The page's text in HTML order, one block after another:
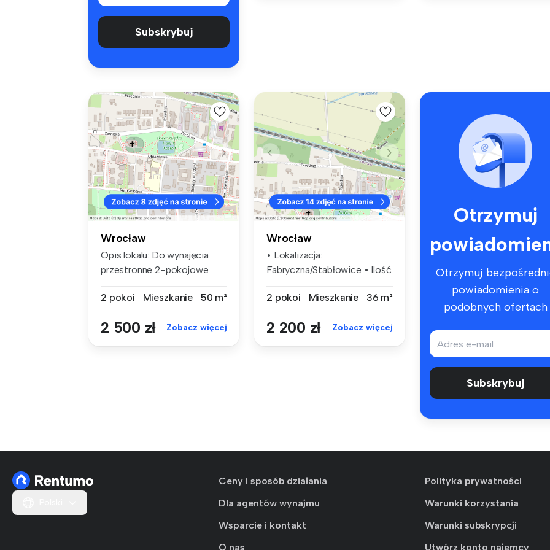
Subskrybuj
Wrocław
Opis lokalu: Do wynajęcia
przestronne 2-pokojowe
2 pokoi
Mieszkanie 50 m²
2 500 zł Zobacz więcej
Wrocław
• Lokalizacja:
Fabryczna/Stabłowice • Ilość
2 pokoi
Mieszkanie 36 m²
2 200 zł Zobacz więcej
Otrzymuj
Otrzymuj
powiadomienia o
podobnych ofertach
Subskrybuj
Ceny i sposób działania
Dla agentów wynajmu
Wsparcie i kontakt
O nas
Polityka prywatności
Warunki korzystania
Warunki subskrypcji
Utwórz konto najemcy